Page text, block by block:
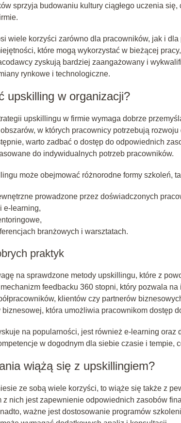
sprzyja budowaniu kultury ciągłego uczenia
wiele korzyści zarówno dla pracowników, jak i
które mogą wykorzystać w bieżącej
zyskują bardziej zaangażowany i
rynkowe i technologiczne.
upskilling w organizacji?
upskillingu w firmie wymaga dobrze
w których pracownicy potrzebują
warto zadbać o dostęp do odpowiednich
do indywidualnych potrzeb pracowników.
może obejmować różnorodne formy szkoleń,
prowadzone przez doświadczonych
e-learning,
branżowych i warsztatach.
praktyk
na sprawdzone metody upskillingu, które z
feedbacku 360 stopni, który pozwala
klientów czy partnerów
która umożliwia pracownikom dostęp
na popularności, jest również e-learning
w dogodnym dla siebie czasie i tempie,
wiążą się z upskillingiem?
ze sobą wiele korzyści, to wiąże się także z
z nich jest zapewnienie odpowiednich zasobów
ważne jest dostosowanie programów